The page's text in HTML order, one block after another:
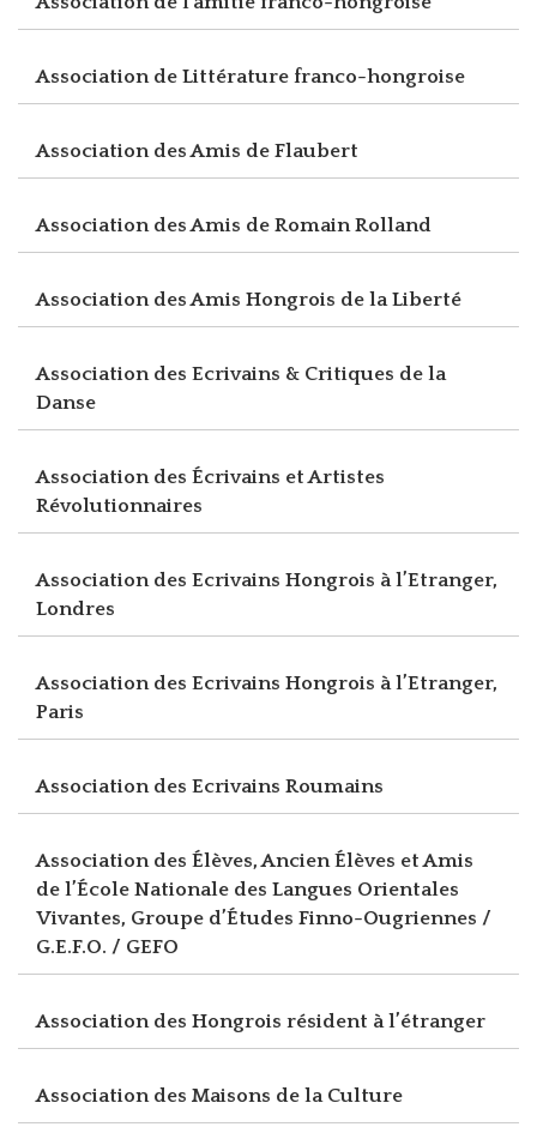
Association de Littérature franco-hongroise
Association des Amis de Flaubert
Association des Amis de Romain Rolland
Association des Amis Hongrois de la Liberté
Association des Ecrivains & Critiques de la
Danse
Association des Écrivains et Artistes
Révolutionnaires
Association des Ecrivains Hongrois à l’Etranger,
Londres
Association des Ecrivains Hongrois à l’Etranger,
Paris
Association des Ecrivains Roumains
Association des Élèves, Ancien Élèves et Amis
de l’École Nationale des Langues Orientales
Vivantes, Groupe d’Études Finno-Ougriennes /
G.E.F.O. / GEFO
Association des Hongrois résident à l’étranger
Association des Maisons de la Culture